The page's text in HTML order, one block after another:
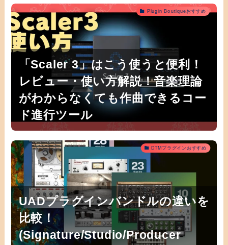
Plugin Boutiqueおすすめ
「Scaler 3」はこう使うと便利！
レビュー・使い方解説！音楽理論
がわからなくても作曲できるコー
ド進行ツール
DTMプラグインおすすめ
UADプラグインバンドルの違いを
比較！
(Signature/Studio/Producer